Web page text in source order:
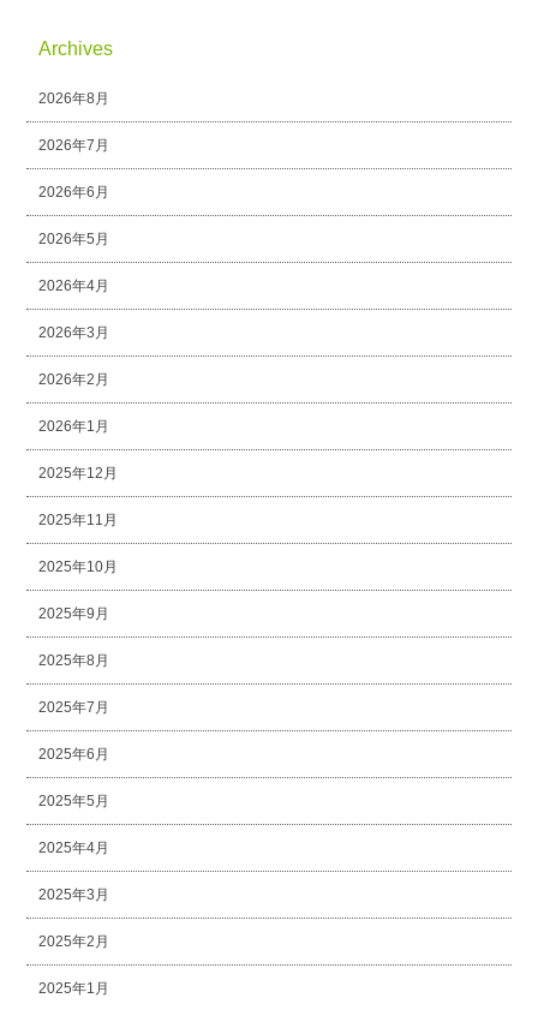
Archives
2026年8月
2026年7月
2026年6月
2026年5月
2026年4月
2026年3月
2026年2月
2026年1月
2025年12月
2025年11月
2025年10月
2025年9月
2025年8月
2025年7月
2025年6月
2025年5月
2025年4月
2025年3月
2025年2月
2025年1月